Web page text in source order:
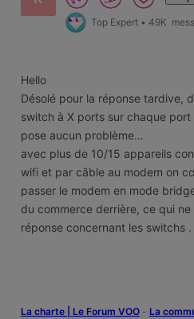
Top Expert • 49K
Hello
Désolé pour la réponse tardive,
switch à X ports sur chaque
pose aucun problème…
avec plus de 10/15 appareils
wifi et par câble au modem on
passer le modem en mode
du commerce derrière, ce qui
réponse concernant les switchs .
La charte | Le Forum VOO- ‎La